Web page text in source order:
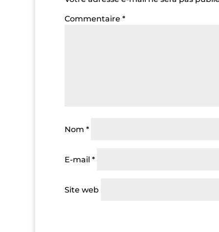
Commentaire *
Nom *
E-mail *
Site web